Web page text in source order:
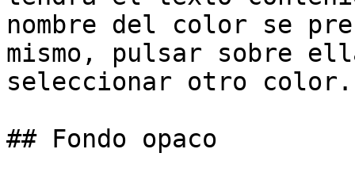
nombre del color se
mismo, pulsar sobre
seleccionar otro color.
## Fondo opaco